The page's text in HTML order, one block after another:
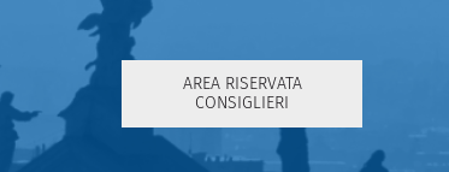
AREA RISERVATA
CONSIGLIERI